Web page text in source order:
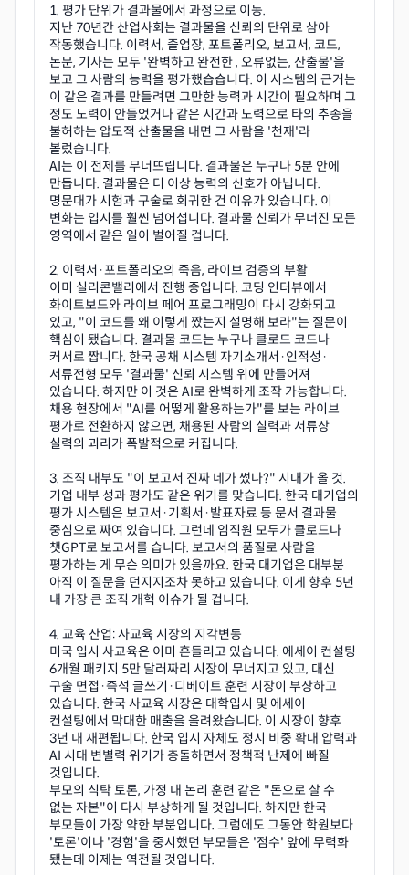
1. 평가 단위가 결과물에서 과정으로 이동.
지난 70년간 산업사회는 결과물을 신뢰의 단위로 삼아
작동했습니다. 이력서, 졸업장, 포트폴리오, 보고서, 코드,
논문, 기사는 모두 '완벽하고 완전한 , 오류없는, 산출물'을
보고 그 사람의 능력을 평가했습습니다. 이 시스템의 근거는
이 같은 결과를 만들려면 그만한 능력과 시간이 필요하며 그
정도 노력이 안들었거나 같은 시간과 노력으로 타의 추종을
불허하는 압도적 산출물을 내면 그 사람을 '천재'라
볼렀습니다.
AI는 이 전제를 무너뜨립니다. 결과물은 누구나 5분 안에
만듭니다. 결과물은 더 이상 능력의 신호가 아닙니다.
명문대가 시험과 구술로 회귀한 건 이유가 있습니다. 이
변화는 입시를 훨씬 넘어섭니다. 결과물 신뢰가 무너진 모든
영역에서 같은 일이 벌어질 겁니다.
2. 이력서·포트폴리오의 죽음, 라이브 검증의 부활
이미 실리콘밸리에서 진행 중입니다. 코딩 인터뷰에서
화이트보드와 라이브 페어 프로그래밍이 다시 강화되고
있고, "이 코드를 왜 이렇게 짰는지 설명해 보라"는 질문이
핵심이 됐습니다. 결과물 코드는 누구나 클로드 코드나
커서로 짭니다. 한국 공채 시스템 자기소개서·인적성·
서류전형 모두 '결과물' 신뢰 시스템 위에 만들어져
있습니다. 하지만 이 것은 AI로 완벽하게 조작 가능합니다.
채용 현장에서 "AI를 어떻게 활용하는가"를 보는 라이브
평가로 전환하지 않으면, 채용된 사람의 실력과 서류상
실력의 괴리가 폭발적으로 커집니다.
3. 조직 내부도 "이 보고서 진짜 네가 썼나?" 시대가 올 것.
기업 내부 성과 평가도 같은 위기를 맞습니다. 한국 대기업의
평가 시스템은 보고서·기획서·발표자료 등 문서 결과물
중심으로 짜여 있습니다. 그런데 임직원 모두가 클로드나
챗GPT로 보고서를 습니다. 보고서의 품질로 사람을
평가하는 게 무슨 의미가 있을까요. 한국 대기업은 대부분
아직 이 질문을 던지지조차 못하고 있습니다. 이게 향후 5년
내 가장 큰 조직 개혁 이슈가 될 겁니다.
4. 교육 산업: 사교육 시장의 지각변동
미국 입시 사교육은 이미 흔들리고 있습니다. 에세이 컨설팅
6개월 패키지 5만 달러짜리 시장이 무너지고 있고, 대신
구술 면접·즉석 글쓰기·디베이트 훈련 시장이 부상하고
있습니다. 한국 사교육 시장은 대학입시 및 에세이
컨설팅에서 막대한 매출을 올려왔습니다. 이 시장이 향후
3년 내 재편됩니다. 한국 입시 자체도 정시 비중 확대 압력과
AI 시대 변별력 위기가 충돌하면서 정책적 난제에 빠질
것입니다.
부모의 식탁 토론, 가정 내 논리 훈련 같은 "돈으로 살 수
없는 자본"이 다시 부상하게 될 것입니다. 하지만 한국
부모들이 가장 약한 부분입니다. 그럼에도 그동안 학원보다
'토론'이나 '경험'을 중시했던 부모들은 '점수' 앞에 무력화
됐는데 이제는 역전될 것입니다.